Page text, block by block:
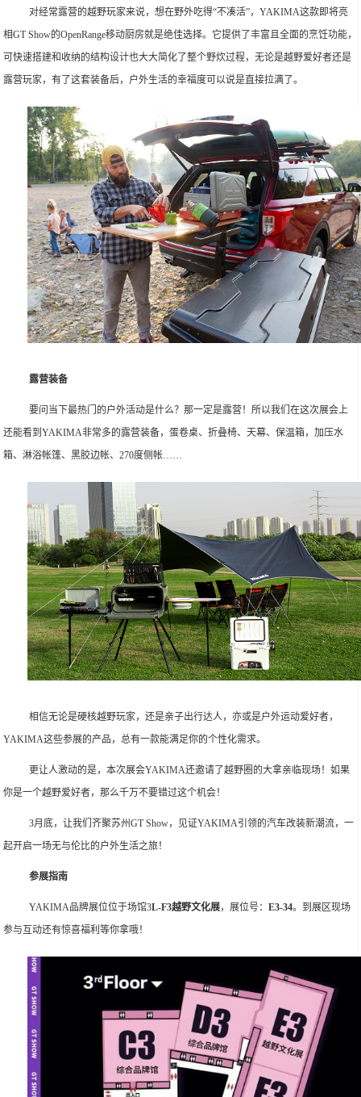
对经常露营的越野玩家来说，想在野外吃得“不凑活”，YAKIMA这款即将亮
相GT Show的OpenRange移动厨房就是绝佳选择。它提供了丰富且全面的烹饪功能，
可快速搭建和收纳的结构设计也大大简化了整个野炊过程，无论是越野爱好者还是
露营玩家，有了这套装备后，户外生活的幸福度可以说是直接拉满了。
露营装备
要问当下最热门的户外活动是什么？那一定是露营！所以我们在这次展会上
还能看到YAKIMA非常多的露营装备，蛋卷桌、折叠椅、天幕、保温箱，加压水
箱、淋浴帐篷、黑胶边帐、270度侧帐……
相信无论是硬核越野玩家，还是亲子出行达人，亦或是户外运动爱好者，
YAKIMA这些参展的产品，总有一款能满足你的个性化需求。
更让人激动的是，本次展会YAKIMA还邀请了越野圈的大拿亲临现场！如果
你是一个越野爱好者，那么千万不要错过这个机会！
3月底，让我们齐聚苏州GT Show，见证YAKIMA引领的汽车改装新潮流，一
起开启一场无与伦比的户外生活之旅！
参展指南
YAKIMA品牌展位位于场馆3L-F3越野文化展，展位号：E3-34。到展区现场
参与互动还有惊喜福利等你拿哦！